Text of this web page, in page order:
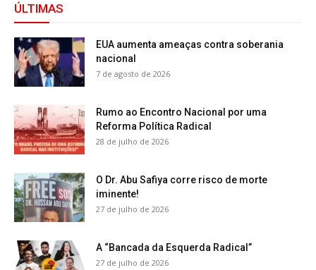
ÚLTIMAS
EUA aumenta ameaças contra soberania
nacional
7 de agosto de 2026
Rumo ao Encontro Nacional por uma
Reforma Política Radical
28 de julho de 2026
O Dr. Abu Safiya corre risco de morte
iminente!
27 de julho de 2026
A “Bancada da Esquerda Radical”
27 de julho de 2026